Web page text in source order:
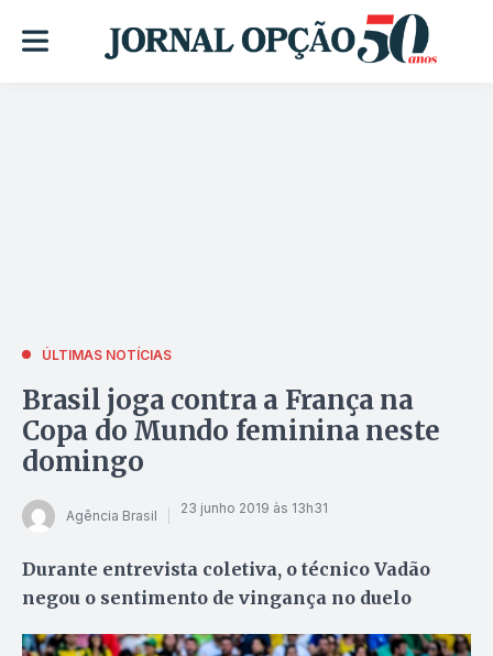
ÚLTIMAS NOTÍCIAS
Brasil joga contra a França na
Copa do Mundo feminina neste
domingo
Agência Brasil 23 junho 2019 às 13h31
Durante entrevista coletiva, o técnico Vadão
negou o sentimento de vingança no duelo